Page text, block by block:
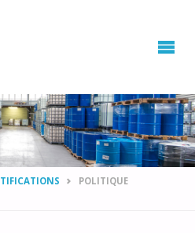
POLITIQUE